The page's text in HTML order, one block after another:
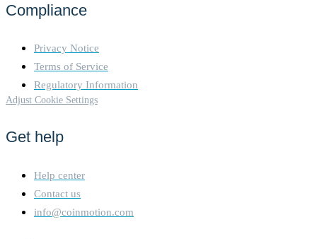
Compliance
Privacy Notice
Terms of Service
Regulatory Information
Adjust Cookie Settings
Get help
Help center
Contact us
info@coinmotion.com